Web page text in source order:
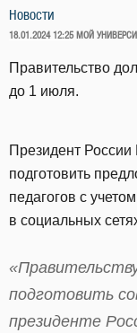
Новости
ОПУБЛИКОВАНО
18.01.2024 12:25 МОЙ
Правительство
до 1 июля.
Президент
подготовить
педагогов с
в социальных
подготовить
президенте